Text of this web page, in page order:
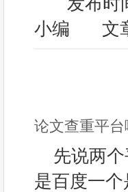
小编
文
论文查重平台
先说两
是百度一